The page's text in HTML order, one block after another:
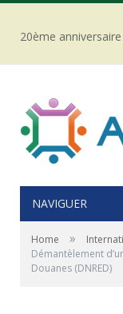
NAVIGUER
Home »
Démantèlement
Douanes (DNRED)